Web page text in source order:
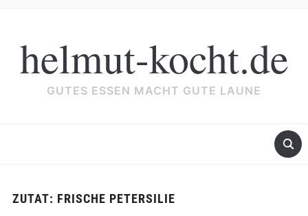
helmut-kocht.de
GUTES ESSEN MACHT GUTE LAUNE
ZUTAT: FRISCHE PETERSILIE